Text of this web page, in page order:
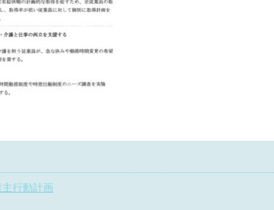
主行動計画